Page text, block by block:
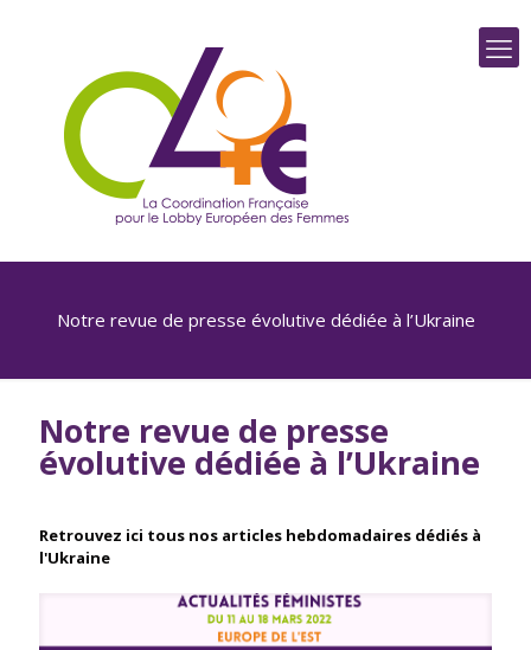
Notre revue de presse évolutive dédiée à l’Ukraine
Notre revue de presse
évolutive dédiée à l’Ukraine
Retrouvez ici tous nos articles hebdomadaires dédiés à
l'Ukraine